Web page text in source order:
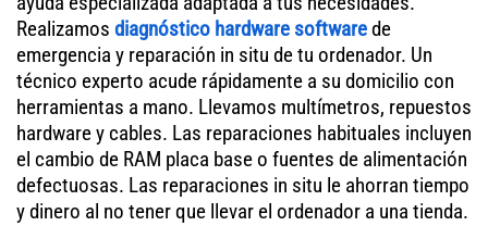
Realizamos diagnóstico hardware softwarede
emergencia y reparación in situ de tu ordenador. Un
técnico experto acude rápidamente a su domicilio con
herramientas a mano. Llevamos multímetros, repuestos
hardware y cables. Las reparaciones habituales incluyen
el cambio de RAM placa base o fuentes de alimentación
defectuosas. Las reparaciones in situ le ahorran tiempo
y dinero al no tener que llevar el ordenador a una tienda.